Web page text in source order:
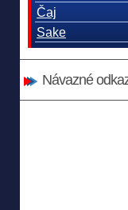
Čaj
Sake
Návazné